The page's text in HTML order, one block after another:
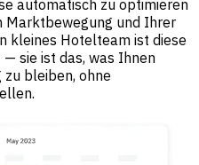
automatisch zu optimieren
Marktbewegung und Ihrer
kleines Hotelteam ist diese
sie ist das, was Ihnen
bleiben, ohne